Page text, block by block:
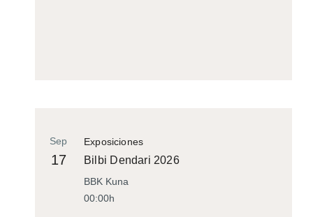
Exposiciones
Sep
17 Bilbi Dendari 2026
BBK Kuna
00:00h